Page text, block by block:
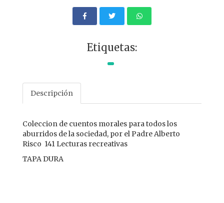
Etiquetas:
Descripción
Coleccion de cuentos morales para todos los
aburridos de la sociedad, por el Padre Alberto
Risco 141 Lecturas recreativas
TAPA DURA